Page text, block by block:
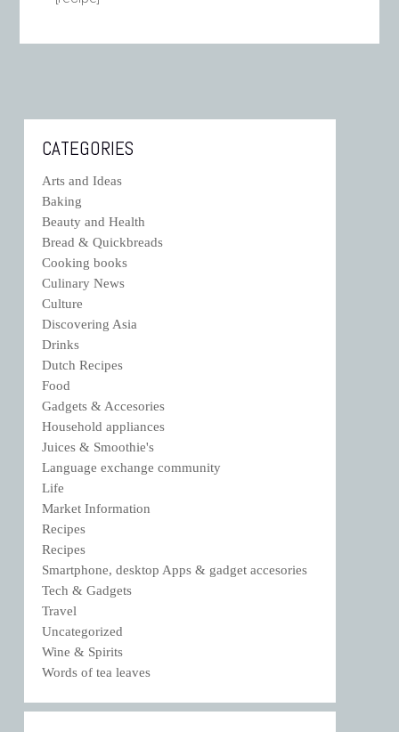
CATEGORIES
Arts and Ideas
Baking
Beauty and Health
Bread & Quickbreads
Cooking books
Culinary News
Culture
Discovering Asia
Drinks
Dutch Recipes
Food
Gadgets & Accesories
Household appliances
Juices & Smoothie's
Language exchange community
Life
Market Information
Recipes
Recipes
Smartphone, desktop Apps & gadget accesories
Tech & Gadgets
Travel
Uncategorized
Wine & Spirits
Words of tea leaves